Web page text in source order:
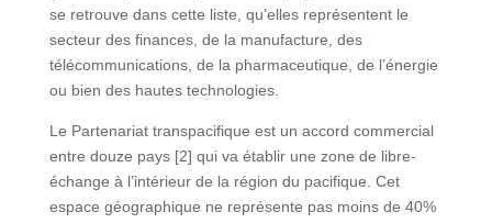
se retrouve dans cette liste, qu’elles représentent le
secteur des finances, de la manufacture, des
télécommunications, de la pharmaceutique, de l’énergie
ou bien des hautes technologies.
Le Partenariat transpacifique est un accord commercial
entre douze pays [2] qui va établir une zone de libre-
échange à l’intérieur de la région du pacifique. Cet
espace géographique ne représente pas moins de 40%